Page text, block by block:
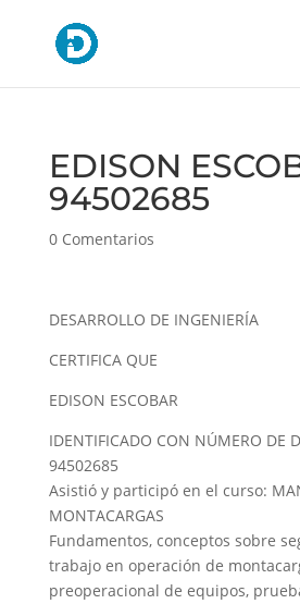
EDISON
94502685
0 Comentarios
DESARROLLO DE INGENIERÍA
CERTIFICA QUE
EDISON ESCOBAR
IDENTIFICADO CON NÚMERO DE
94502685
Asistió y participó en el curso:
MONTACARGAS
Fundamentos, conceptos sobre
trabajo en operación de
preoperacional de equipos,